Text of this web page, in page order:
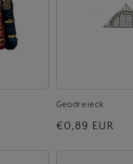
Geodreieck
Normaler
€0,89 EUR